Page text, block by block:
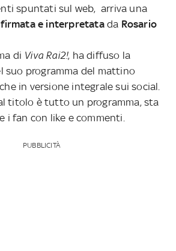
spuntati sul web, arriva una
e interpretatada Rosario
di Viva Rai2!, ha diffuso la
suo programma del mattino
in versione integrale sui social.
titolo è tutto un programma, sta
i fan con like e commenti.
PUBBLICITÀ